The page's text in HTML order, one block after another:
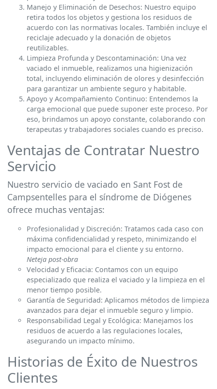
Manejo y Eliminación de Desechos: Nuestro equipo
retira todos los objetos y gestiona los residuos de
acuerdo con las normativas locales. También incluye el
reciclaje adecuado y la donación de objetos
reutilizables.
Limpieza Profunda y Descontaminación: Una vez
vaciado el inmueble, realizamos una higienización
total, incluyendo eliminación de olores y desinfección
para garantizar un ambiente seguro y habitable.
Apoyo y Acompañamiento Continuo: Entendemos la
carga emocional que puede suponer este proceso. Por
eso, brindamos un apoyo constante, colaborando con
terapeutas y trabajadores sociales cuando es preciso.
Ventajas de Contratar Nuestro
Servicio
Nuestro servicio de vaciado en Sant Fost de
Campsentelles para el síndrome de Diógenes
ofrece muchas ventajas:
Profesionalidad y Discreción: Tratamos cada caso con
máxima confidencialidad y respeto, minimizando el
impacto emocional para el cliente y su entorno.
Neteja post-obra
Velocidad y Eficacia: Contamos con un equipo
especializado que realiza el vaciado y la limpieza en el
menor tiempo posible.
Garantía de Seguridad: Aplicamos métodos de limpieza
avanzados para dejar el inmueble seguro y limpio.
Responsabilidad Legal y Ecológica: Manejamos los
residuos de acuerdo a las regulaciones locales,
asegurando un impacto mínimo.
Historias de Éxito de Nuestros
Clientes